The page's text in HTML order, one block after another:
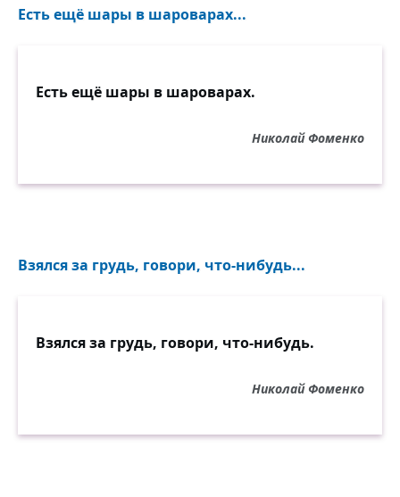
Есть ещё шары в шароварах...
Есть ещё шары в шароварах.
Николай Фоменко
Взялся за грудь, говори, что-нибудь...
Взялся за грудь, говори, что-нибудь.
Николай Фоменко